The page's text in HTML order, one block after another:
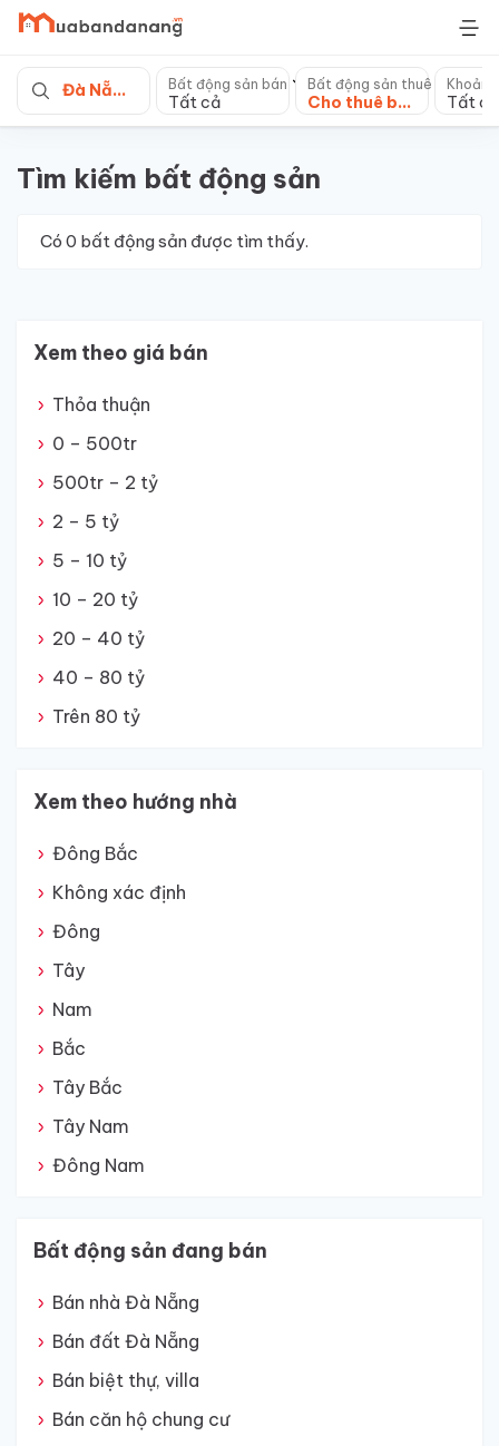
Skip
content
Đà Nẵng Bất động sản bán
Tất cả
Bất động sản thuê
Cho thuê bất động sản khác Tất cả
Tìm kiếm bất động sản
Có 0 bất động sản được tìm thấy.
Xem theo giá bán
Thỏa thuận
0 – 500tr
500tr – 2 tỷ
2 – 5 tỷ
5 – 10 tỷ
10 – 20 tỷ
20 – 40 tỷ
40 – 80 tỷ
Trên 80 tỷ
Xem theo hướng nhà
Đông Bắc
Không xác định
Đông
Tây
Nam
Bắc
Tây Bắc
Tây Nam
Đông Nam
Bất động sản đang bán
Bán nhà Đà Nẵng
Bán đất Đà Nẵng
Bán biệt thự, villa
Bán căn hộ chung cư